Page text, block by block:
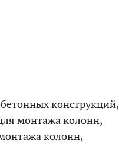
конструкций,
монтажа колонн,
колонн,